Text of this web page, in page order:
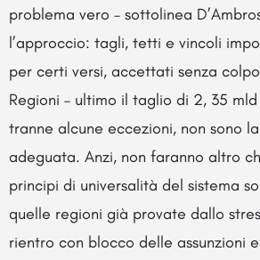
problema vero – sottolinea
l’approccio: tagli, tetti e vincoli
per certi versi, accettati senza
Regioni – ultimo il taglio di 2, 35
tranne alcune eccezioni, non sono
adeguata. Anzi, non faranno altro
principi di universalità del sistema
quelle regioni già provate dallo
rientro con blocco delle assunzioni